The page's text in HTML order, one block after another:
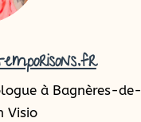
à Bagnères-de-
Visio